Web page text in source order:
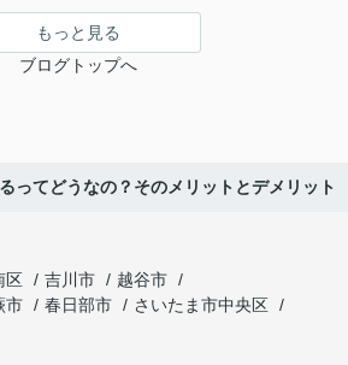
もっと見る
ブログトップへ
ってどうなの？そのメリットとデメリット
区 吉川市
越谷市
市 春日部市
さいたま市中央区